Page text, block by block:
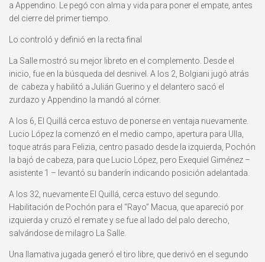
a Appendino. Le pegó con alma y vida para poner el empate, antes
del cierre del primer tiempo.
Lo controló y definió en la recta final
La Salle mostró su mejor libreto en el complemento. Desde el
inicio, fue en la búsqueda del desnivel. A los 2, Bolgiani jugó atrás
de cabeza y habilitó a Julián Guerino y el delantero sacó el
zurdazo y Appendino la mandó al córner.
A los 6, El Quillá cerca estuvo de ponerse en ventaja nuevamente.
Lucio López la comenzó en el medio campo, apertura para Ulla,
toque atrás para Felizia, centro pasado desde la izquierda, Pochón
la bajó de cabeza, para que Lucio López, pero Exequiel Giménez –
asistente 1 – levantó su banderín indicando posición adelantada.
A los 32, nuevamente El Quillá, cerca estuvo del segundo.
Habilitación de Pochón para el “Rayo” Macua, que apareció por
izquierda y cruzó el remate y se fue al lado del palo derecho,
salvándose de milagro La Salle.
Una llamativa jugada generó el tiro libre, que derivó en el segundo